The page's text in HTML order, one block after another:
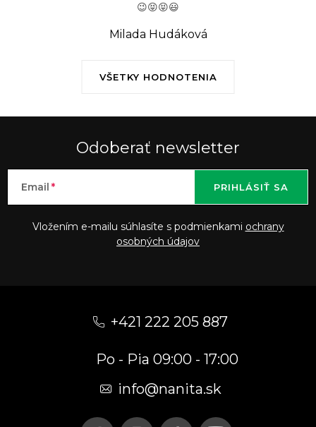
VŠETKY HODNOTENIA
😉😝😝😃
Milada Hudáková
Odoberať newsletter
Email
Vložením e-mailu súhlasíte s podmienkami ochrany
osobných údajov
PRIHLÁSIŤ SA
+421 222 205 887
Po - Pia 09:00 - 17:00
info@nanita.sk